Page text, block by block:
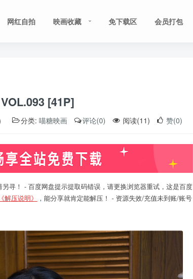
网红自拍 映画收藏 免下载区 会员打包
[41P]
分类: 喵糖映画 评论(0) 阅读(11) 赞(0)
寻！ - 百度网盘提示提取码错误，请更换浏览器重试，这是百度
《解压说明》
，能分享就肯定能解压！ - 资源失效/充值未到账/账号